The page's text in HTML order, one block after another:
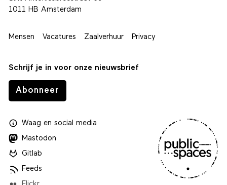
1011 HB Amsterdam
Mensen Vacatures Zaalverhuur Privacy
Schrijf je in voor onze nieuwsbrief
Abonneer
Waagen social media
Mastodon
Gitlab
Feeds